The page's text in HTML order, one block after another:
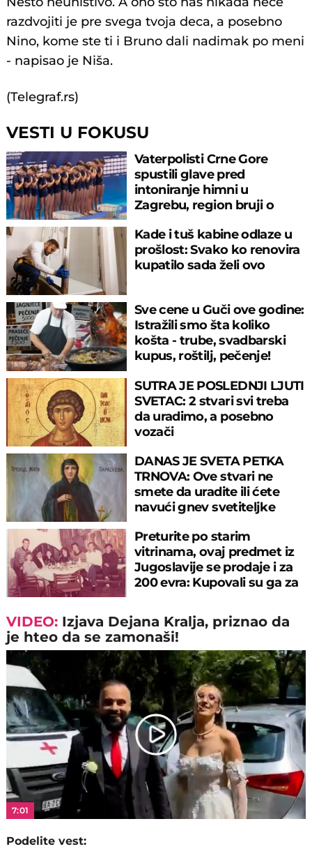
razdvojiti je pre svega tvoja deca, a posebno
Nino, kome ste ti i Bruno dali nadimak po meni
- napisao je Niša.
(Telegraf.rs)
VESTI U FOKUSU
Vaterpolisti Crne Gore
spustili glave pred
intoniranje himni u
Zagrebu, region bruji o
Kade i tuš kabine odlaze u
prošlost: Svako ko renovira
kupatilo sada želi ovo
Sve cene u Guči ove godine:
Istražili smo šta koliko
košta - trube, svadbarski
kupus, roštilj, pečenje!
SUTRA JE POSLEDNJI LJUTI
SVETAC: 2 stvari svi treba
da uradimo, a posebno
vozači
DANAS JE SVETA PETKA
TRNOVA: Ove stvari ne
smete da uradite ili ćete
navući gnev svetiteljke
Preturite po starim
vitrinama, ovaj predmet iz
Jugoslavije se prodaje i za
200 evra: Kupovali su ga za
VIDEO: Izjava Dejana Kralja, priznao da
je hteo da se zamonaši!
Play
Video
7:01
Podelite vest: